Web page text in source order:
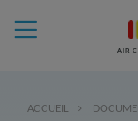
AIR
ACCUEIL